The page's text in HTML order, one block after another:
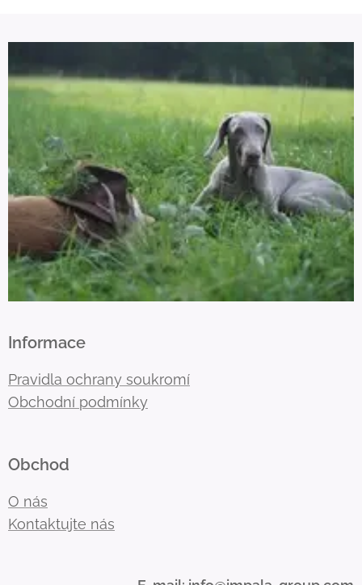
Informace
Pravidla ochrany soukromí
Obchodní podmínky
Obchod
O nás
Kontaktujte nás